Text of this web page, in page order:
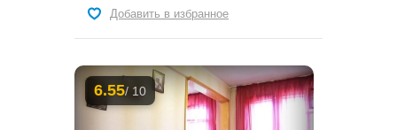
Добавить в избранное
6.55/ 10